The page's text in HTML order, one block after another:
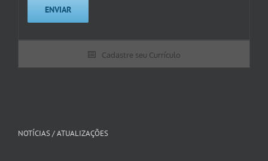
Cadastre seu Currículo
NOTÍCIAS / ATUALIZAÇÕES